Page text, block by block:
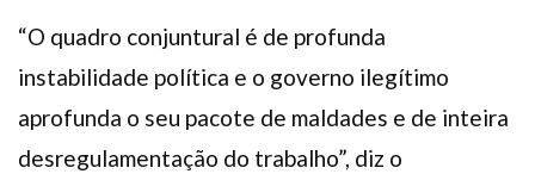
“O quadro conjuntural é de profunda
instabilidade política e o governo ilegítimo
aprofunda o seu pacote de maldades e de inteira
desregulamentação do trabalho”, diz o